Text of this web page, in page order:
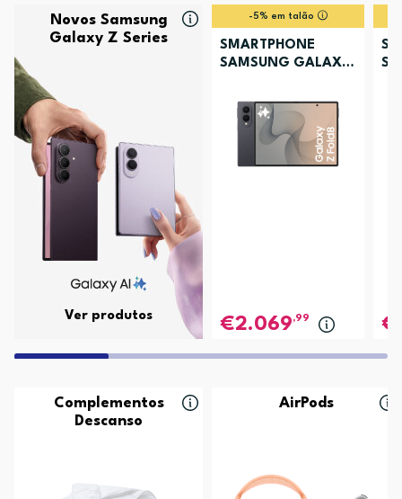
Novos Samsung
Galaxy Z Series
Ver produtos
-5% em talão
SMARTPHONE
SAMSUNG GALAXY
GRAFITE
2.069,99
Complementos
Descanso
AirPods